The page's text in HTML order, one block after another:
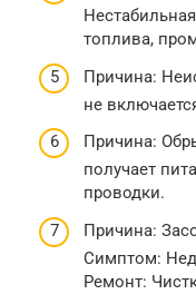
топлива,
Причина:
не
Причина:
получает
проводки.
Причина:
Симптом:
Ремонт: